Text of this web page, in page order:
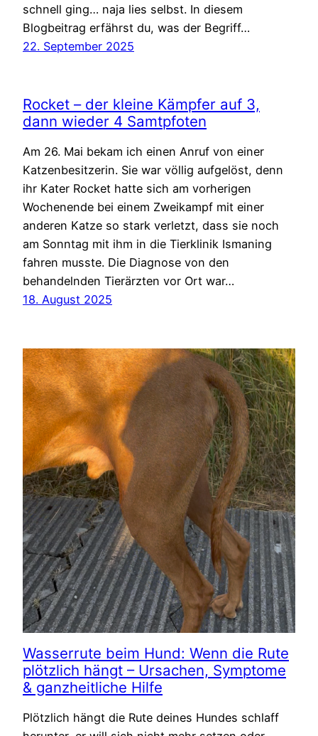
schnell ging… naja lies selbst. In diesem
Blogbeitrag erfährst du, was der Begriff…
22. September 2025
Rocket – der kleine Kämpfer auf 3,
dann wieder 4 Samtpfoten
Am 26. Mai bekam ich einen Anruf von einer
Katzenbesitzerin. Sie war völlig aufgelöst, denn
ihr Kater Rocket hatte sich am vorherigen
Wochenende bei einem Zweikampf mit einer
anderen Katze so stark verletzt, dass sie noch
am Sonntag mit ihm in die Tierklinik Ismaning
fahren musste. Die Diagnose von den
behandelnden Tierärzten vor Ort war…
18. August 2025
Wasserrute beim Hund: Wenn die Rute
plötzlich hängt – Ursachen, Symptome
& ganzheitliche Hilfe
Plötzlich hängt die Rute deines Hundes schlaff